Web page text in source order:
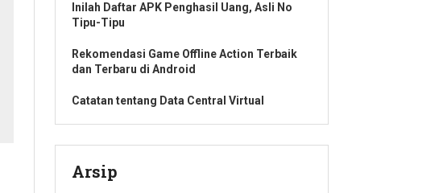
Inilah Daftar APK Penghasil Uang, Asli No
Tipu-Tipu
Rekomendasi Game Offline Action Terbaik
dan Terbaru di Android
Catatan tentang Data Central Virtual
Arsip